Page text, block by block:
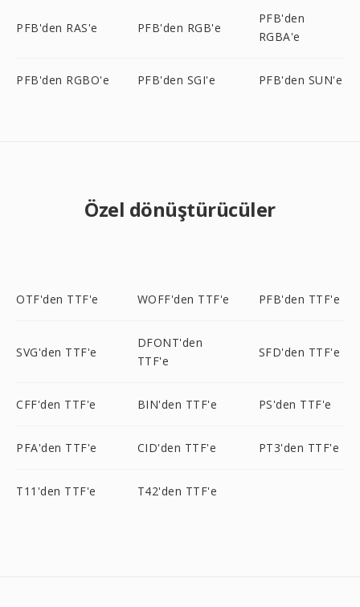
PFB'den RAS'e PFB'den RGB'e
PFB'den
RGBA'e
PFB'den RGBO'e PFB'den SGI'e PFB'den SUN'e
Özel dönüştürücüler
OTF'den TTF'e WOFF'den TTF'e PFB'den TTF'e
SVG'den TTF'e
DFONT'den
TTF'e
SFD'den TTF'e
CFF'den TTF'e BIN'den TTF'e PS'den TTF'e
PFA'den TTF'e CID'den TTF'e PT3'den TTF'e
T11'den TTF'e T42'den TTF'e